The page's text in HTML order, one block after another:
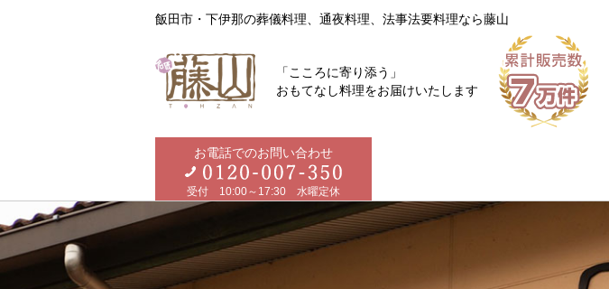
飯田市・下伊那の葬儀料理、通夜料理、法事法要料理なら藤山
「こころに寄り添う」
おもてなし料理をお届けいたします
お電話でのお問い合わせ
受付 10:00～17:30 水曜定休